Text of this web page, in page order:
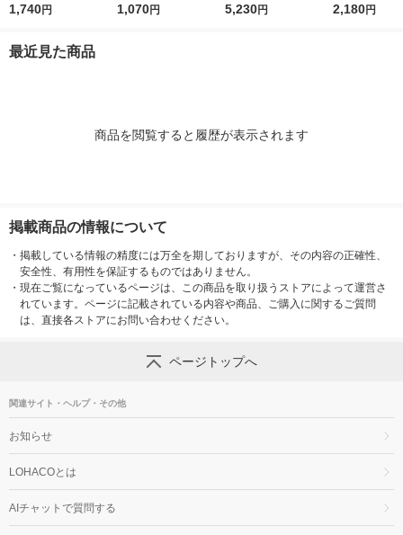
ー G1074GY 散水用品
1,740円
本（直送品）
1,070円
ブラック 幅720×奥行
5,230円
ル 10m CG
2,180円
最近見た商品
商品を閲覧すると履歴が表示されます
掲載商品の情報について
・ 掲載している情報の精度には万全を期しておりますが、その内容の正確性、
安全性、有用性を保証するものではありません。
・ 現在ご覧になっているページは、この商品を取り扱うストアによって運営さ
れています。ページに記載されている内容や商品、ご購入に関するご質問
は、直接各ストアにお問い合わせください。
ページトップへ
関連サイト・ヘルプ・その他
お知らせ
LOHACOとは
AIチャットで質問する